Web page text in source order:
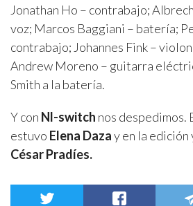
Jonathan Ho – contrabajo;
voz; Marcos Baggiani – batería;
contrabajo; Johannes Fink –
Andrew Moreno – guitarra
Smith a la batería.
Y con Nl-switch nos despedimos.
estuvo Elena Dazay en la edición
César Pradíes.